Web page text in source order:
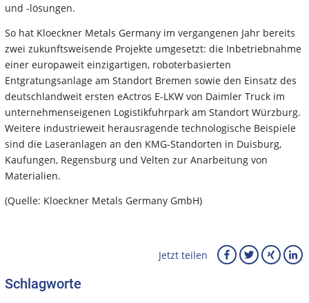
und -lösungen.
So hat Kloeckner Metals Germany im vergangenen Jahr bereits
zwei zukunftsweisende Projekte umgesetzt: die Inbetriebnahme
einer europaweit einzigartigen, roboterbasierten
Entgratungsanlage am Standort Bremen sowie den Einsatz des
deutschlandweit ersten eActros E-LKW von Daimler Truck im
unternehmenseigenen Logistikfuhrpark am Standort Würzburg.
Weitere industrieweit herausragende technologische Beispiele
sind die Laseranlagen an den KMG-Standorten in Duisburg,
Kaufungen, Regensburg und Velten zur Anarbeitung von
Materialien.
(Quelle: Kloeckner Metals Germany GmbH)
Jetzt teilen
Schlagworte